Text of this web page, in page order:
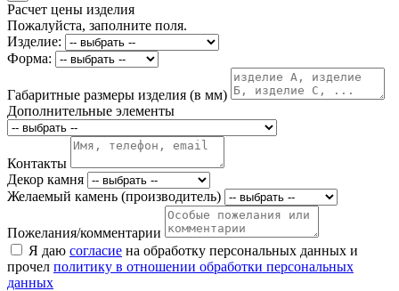
Расчет цены изделия
Пожалуйста, заполните поля.
Изделие:
Форма:
Габаритные размеры изделия (в мм)
Дополнительные элементы
Контакты
Декор камня
Желаемый камень (производитель)
Пожелания/комментарии
Я даю согласие на обработку персональных данных и
прочел политику в отношении обработки персональных
данных